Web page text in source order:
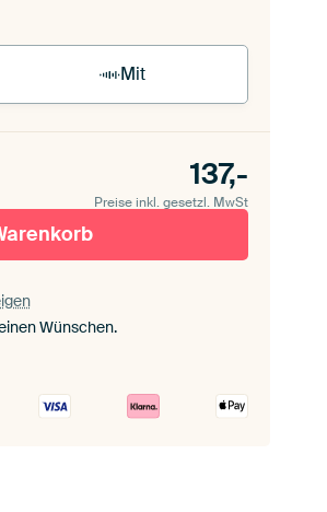
Mit
137,-
Preise inkl. gesetzl. MwSt
Wünschen.